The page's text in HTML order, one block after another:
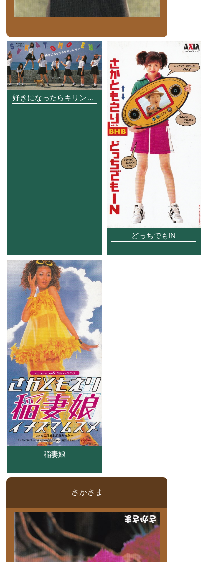
好きになったらキリンレモン
どっちでもIN
稲妻娘
さかさま